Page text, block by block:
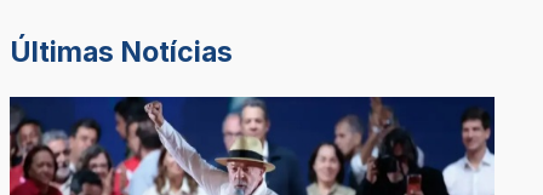
Últimas Notícias